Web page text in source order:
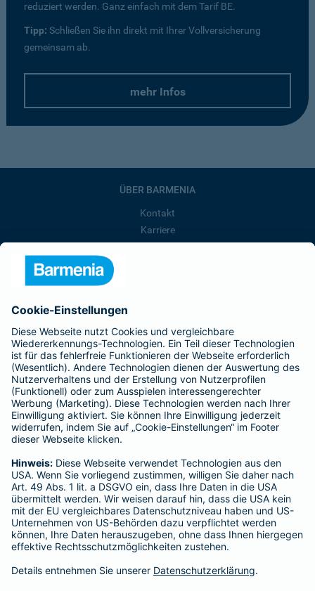
reduziert werden. Ganz einfach mit dem Tarif BE.
Tipp: Schließen Sie ihn direkt mit Ihrer Vollversicherung
gemeinsam ab.
mehr Infos
ÜBER BARMENIA
Kontakt
Karriere
Barmenia ist Teil der BarmeniaGothaer
BELIEBTE SEITEN
Kranken-Zusatzversicherung
Tierversicherungen
Haftpflichtversicherung
Hausratversicherung
Adresse ändern
Schaden melden
Kilometerstandsmeldung
Serviceübersicht